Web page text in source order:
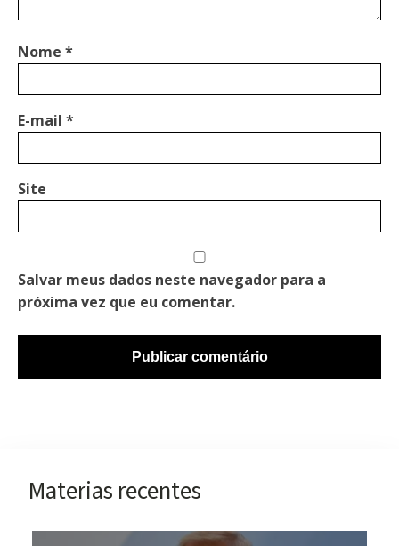
Nome *
E-mail *
Site
Salvar meus dados neste navegador para a
próxima vez que eu comentar.
Materias recentes